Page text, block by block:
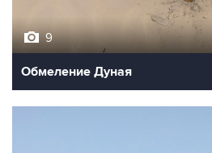
9
Обмеление Дуная